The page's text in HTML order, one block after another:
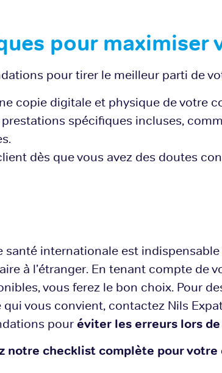
pour maximiser
pour tirer le meilleur parti de
copie digitale et physique de votre
spécifiques incluses,
dès que vous avez des doutes
santé internationale est
à l’étranger. En tenant compte de
vous ferez le bon choix. Pour
vous convient, contactez Nils
pour éviter les erreurs lors
notre checklist complète pour